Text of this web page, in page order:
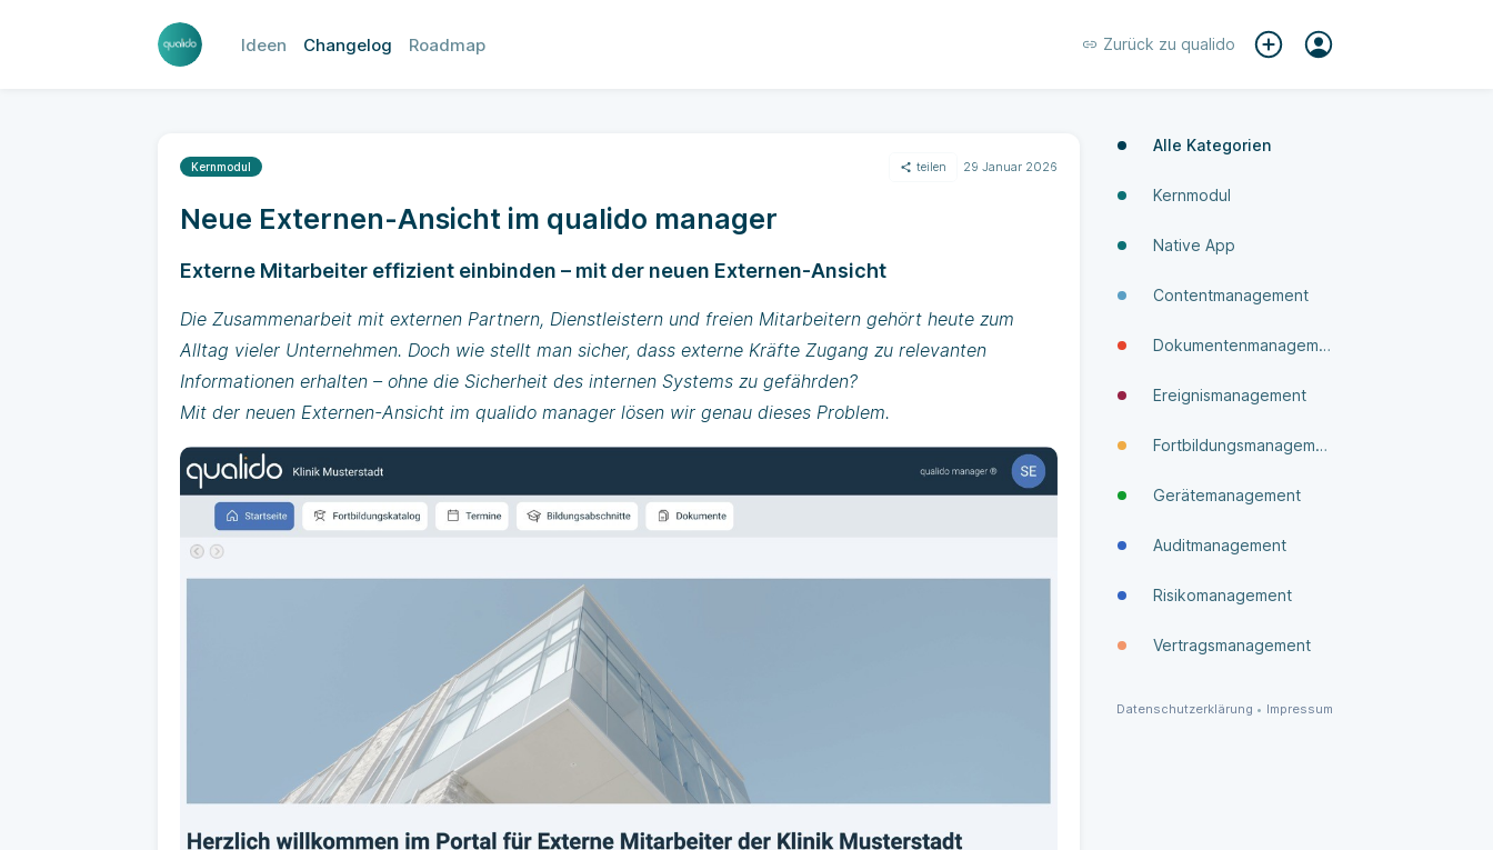
Ideen Changelog Roadmap Zurück zu qualido
Kernmodul teilen 29 Januar 2026
Neue Externen-Ansicht im qualido manager
Externe Mitarbeiter effizient einbinden – mit der neuen Externen-Ansicht
Die Zusammenarbeit mit externen Partnern, Dienstleistern und freien Mitarbeitern gehört heute zum
Alltag vieler Unternehmen. Doch wie stellt man sicher, dass externe Kräfte Zugang zu relevanten
Informationen erhalten – ohne die Sicherheit des internen Systems zu gefährden?
Mit der neuen Externen-Ansicht im qualido manager lösen wir genau dieses Problem.
Alle Kategorien
Kernmodul
Native App
Contentmanagement
Dokumenten­manage­ment
Ereignismanagement
Fortbildungsmanagement
Gerätemanagement
Auditmanagement
Risikomanagement
Vertragsmanagement
Datenschutzerklärung • Impressum